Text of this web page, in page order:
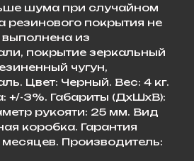
шума при случайном
покрытия не
из
покрытие зеркальный
чугун,
Цвет: Черный. Вес: 4 кг.
+/-3%. Габариты (ДхШхВ):
рукояти: 25 мм. Вид
коробка. Гарантия
Производитель: